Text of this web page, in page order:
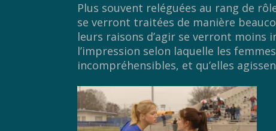
Plus souvent reléguées au rang de
se verront traitées de manière
leurs raisons d’agir se verront
l’impression selon laquelle les
incompréhensibles, et qu’elles